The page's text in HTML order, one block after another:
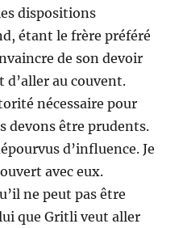
dispositions
étant le frère préféré
de son devoir
au couvent.
nécessaire pour
devons être prudents.
d’influence. Je
avec eux.
ne peut pas être
que Gritli veut aller